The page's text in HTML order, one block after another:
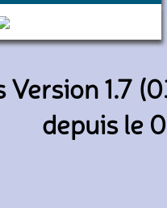
1.7
depuis le